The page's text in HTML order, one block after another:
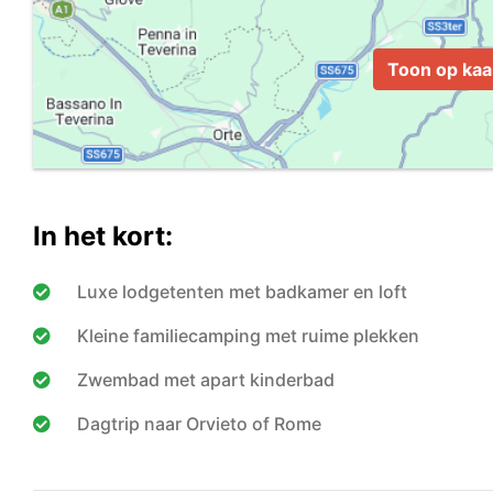
Toon op
In het kort:
Luxe lodgetenten met badkamer en loft
Kleine familiecamping met ruime plekken
Zwembad met apart kinderbad
Dagtrip naar Orvieto of Rome